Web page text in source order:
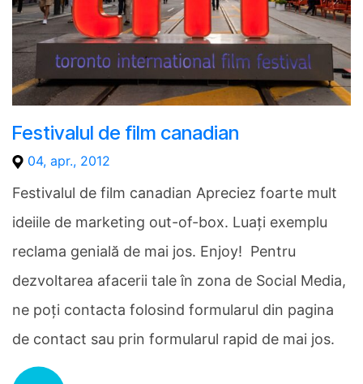
Festivalul de film canadian
04, apr., 2012
Festivalul de film canadian Apreciez foarte mult
ideiile de marketing out-of-box. Luaţi exemplu
reclama genială de mai jos. Enjoy! Pentru
dezvoltarea afacerii tale în zona de Social Media,
ne poți contacta folosind formularul din pagina
de contact sau prin formularul rapid de mai jos.